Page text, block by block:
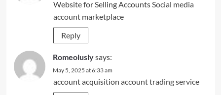
Website for Selling AccountsSocial media
account marketplace
Reply
Romeoluslysays:
May 5, 2025 at 6:33 am
account acquisition account trading service